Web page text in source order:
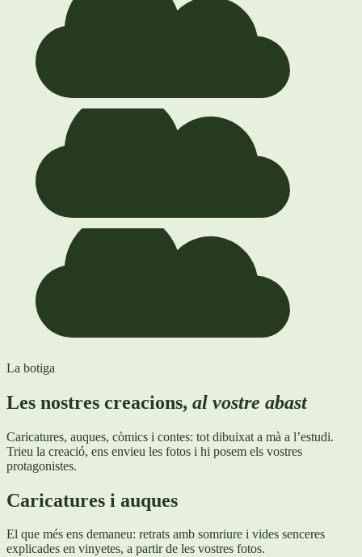
La botiga
Les nostres creacions, al vostre abast
Caricatures, auques, còmics i contes: tot dibuixat a mà a l’estudi.
Trieu la creació, ens envieu les fotos i hi posem els vostres
protagonistes.
Caricatures i auques
El que més ens demaneu: retrats amb somriure i vides senceres
explicades en vinyetes, a partir de les vostres fotos.